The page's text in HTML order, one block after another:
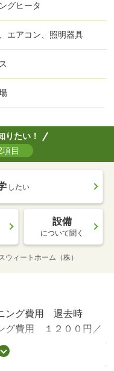
グヒータ
エアコン、照明器具
りたい！
目
したい
設備
について聞く
ウィートホーム（株）
ング費用 退去時
グ費用 １２００円／
％、月額：３％、◆オ
必須・初回５０％最低